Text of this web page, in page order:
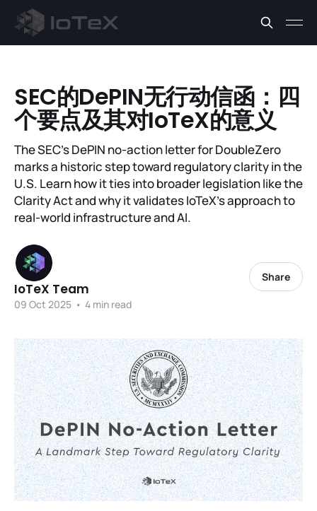
SEC的DePIN无行动信函：四
个要点及其对IoTeX的意义
The SEC’s DePIN no-action letter for DoubleZero
marks a historic step toward regulatory clarity in the
U.S. Learn how it ties into broader legislation like the
Clarity Act and why it validates IoTeX’s approach to
real-world infrastructure and AI.
IoTeX Team
09 Oct 2025 • 4 min read
Share